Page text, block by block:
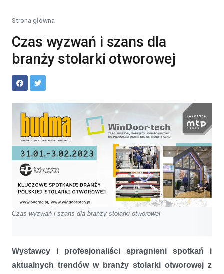
Strona główna
Czas wyzwań i szans dla
branży stolarki otworowej
Czas wyzwań i szans dla branży stolarki otworowej
Wystawcy i profesjonaliści spragnieni spotkań i
aktualnych trendów w branży stolarki otworowej z